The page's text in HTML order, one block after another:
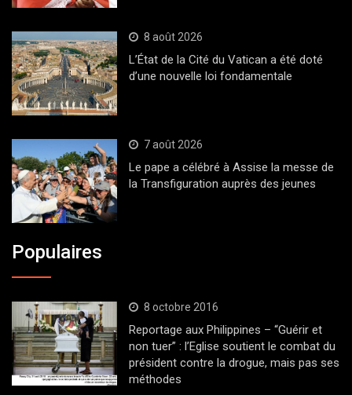
8 août 2026
L’État de la Cité du Vatican a été doté
d’une nouvelle loi fondamentale
7 août 2026
Le pape a célébré à Assise la messe de
la Transfiguration auprès des jeunes
Populaires
8 octobre 2016
Reportage aux Philippines – “Guérir et
non tuer” : l’Eglise soutient le combat du
président contre la drogue, mais pas ses
méthodes